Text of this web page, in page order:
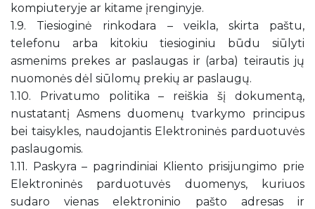
kompiuteryje ar kitame įrenginyje.
1.9. Tiesioginė rinkodara – veikla, skirta paštu,
telefonu arba kitokiu tiesioginiu būdu siūlyti
asmenims prekes ar paslaugas ir (arba) teirautis jų
nuomonės dėl siūlomų prekių ar paslaugų.
1.10. Privatumo politika – reiškia šį dokumentą,
nustatantį Asmens duomenų tvarkymo principus
bei taisykles, naudojantis Elektroninės parduotuvės
paslaugomis.
1.11. Paskyra – pagrindiniai Kliento prisijungimo prie
Elektroninės parduotuvės duomenys, kuriuos
sudaro vienas elektroninio pašto adresas ir